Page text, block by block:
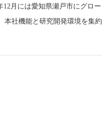
12月には愛知県瀬戸市にグロー
本社機能と研究開発環境を集約